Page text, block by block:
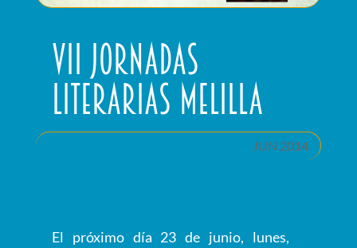
VII Jornadas
literarias Melilla
JUN 2014
El próximo día 23 de junio, lunes,